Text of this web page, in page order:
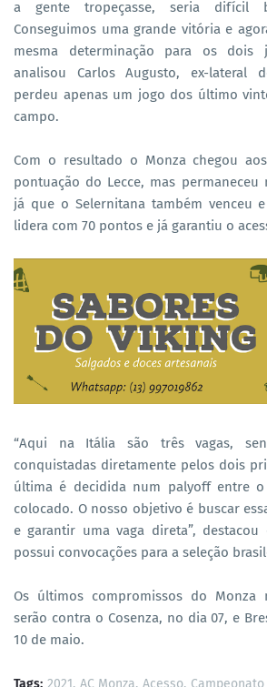
a gente tropeçasse, seria difícil
Conseguimos uma grande vitória e
mesma determinação para os dois
analisou Carlos Augusto, ex-lateral
perdeu apenas um jogo dos último
campo.
Com o resultado o Monza chegou
pontuação do Lecce, mas permaneceu
já que o Selernitana também venceu
lidera com 70 pontos e já garantiu o
“Aqui na Itália são três vagas,
conquistadas diretamente pelos dois
última é decidida num palyoff entre
colocado. O nosso objetivo é buscar
e garantir uma vaga direta”,
possui convocações para a seleção
Os últimos compromissos do Monza
serão contra o Cosenza, no dia 07, e
10 de maio.
Tags: 2021 AC Monza Acesso